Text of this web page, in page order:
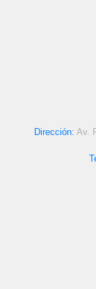
Dirección: Av.